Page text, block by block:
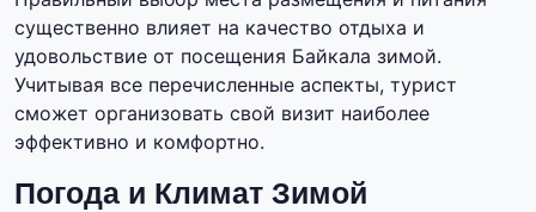
существенно влияет на качество отдыха и
удовольствие от посещения Байкала зимой.
Учитывая все перечисленные аспекты, турист
сможет организовать свой визит наиболее
эффективно и комфортно.
Погода и Климат Зимой